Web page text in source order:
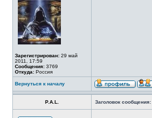
Зарегистрирован: 29 май
2011, 17:59
Сообщения: 3769
Откуда: Россия
Вернуться к началу
P.A.L. Заголовок сообщения: